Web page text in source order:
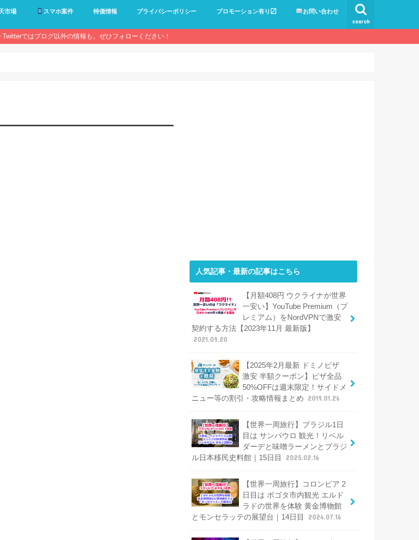
search
市場 スマホ案件 特価情報 プライバシーポリシー プロモーション有り〼 お問い合わせ
Twitterではブログ以外の情報も。ぜひフォローください！
人気記事・最新の記事はこちら
【月額408円 ウクライナが世界
一安い】YouTube Premium（プ
レミアム）をNordVPNで激安
契約する方法【2023年11月 最新版】
2021.09.20
【2025年2月最新 ドミノピザ
激安 半額クーポン】ピザ全品
50%OFFは週末限定！サイドメ
ニュー等の割引・攻略情報まとめ
2019.01.26
【世界一周旅行】ブラジル1日
目は サンパウロ 観光！リベル
ダーデと味噌ラーメンとブラジ
ル日本移民史料館｜15日目
2025.02.16
【世界一周旅行】コロンビア 2
日目は ボゴタ市内観光 エルド
ラドの世界を体験 黄金博物館
とモンセラッテの展望台｜14日目
2024.07.16